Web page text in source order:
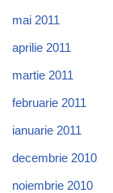
mai 2011
aprilie 2011
martie 2011
februarie 2011
ianuarie 2011
decembrie 2010
noiembrie 2010